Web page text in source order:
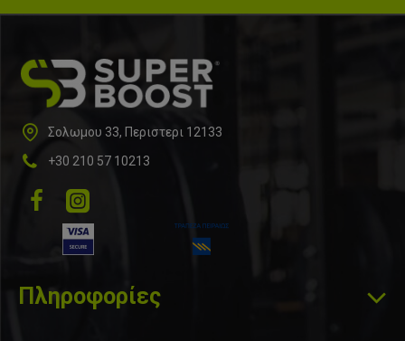
Σολωμου 33, Περιστερι 12133
+30 210 57 10213
Πληροφορίες